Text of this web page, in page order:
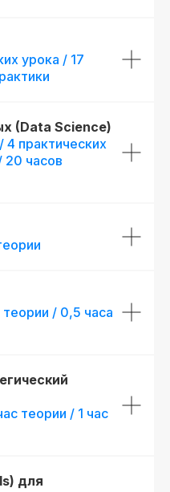
урока / 17
(Data Science)
4 практических
20 часов
/ 0,5 часа
теории / 1 час
для
Вы получите официальное
удостоверение,
подтверждающее